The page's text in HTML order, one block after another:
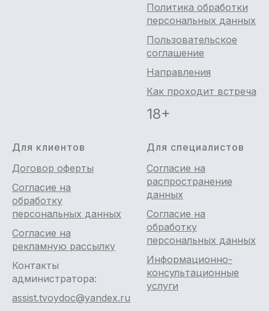
Политика обработки
персональных данных
Пользовательское
соглашение
Направления
Как проходит встреча
18+
Для клиентов
Договор оферты
Согласие на
обработку
персональных данных
Согласие на
рекламную рассылку
Контакты
администратора:
assist.tvoydoc@yandex.ru
Для специалистов
Согласие на
распространение
данных
Согласие на
обработку
персональных данных
Информационно-
консультационные
услуги